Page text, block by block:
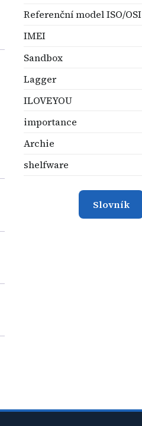
Referenční model ISO/OSI
IMEI
Sandbox
Lagger
ILOVEYOU
importance
Archie
shelfware
Slovník